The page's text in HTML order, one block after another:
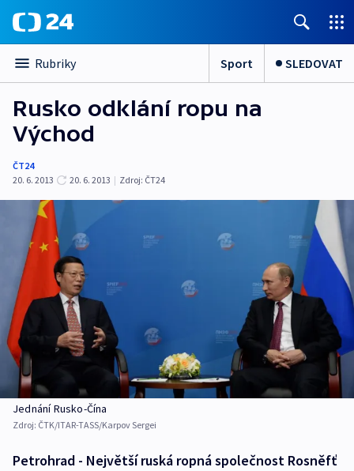
Rubriky Sport SLEDOVAT
Rusko odklání ropu na
Východ
ČT24
20. 6. 2013
20. 6. 2013 | Zdroj: ČT24
Jednání Rusko-Čína
Zdroj: ČTK/ITAR-TASS/Karpov Sergei
Petrohrad - Největší ruská ropná společnost Rosněfť